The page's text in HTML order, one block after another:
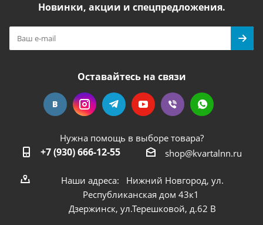
Новинки, акции и спецпредложения.
Оставайтесь на связи
Нужна помощь в выборе товара?
+7 (930) 666-12-55 shop@kvartalnn.ru
Наши адреса: Нижний Новгород, ул.
Республиканская дом 43к1
Дзержинск, ул.Терешковой, д.62 В